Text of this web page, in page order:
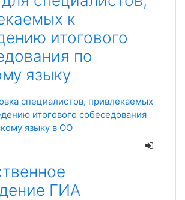
к
итогового
по
языку
специалистов, привлекаемых
итогового собеседования
языку в ОО
ГИА